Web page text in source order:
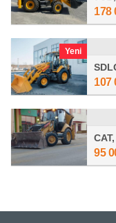
178
Yeni
107
95